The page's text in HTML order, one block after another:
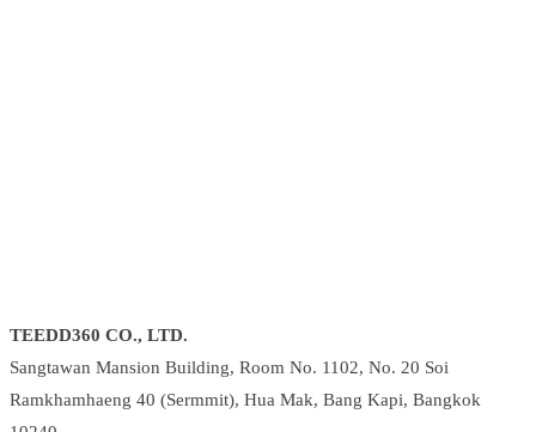
TEEDD360 CO., LTD.
Sangtawan Mansion Building, Room No. 1102, No. 20 Soi
Ramkhamhaeng 40 (Sermmit), Hua Mak, Bang Kapi, Bangkok